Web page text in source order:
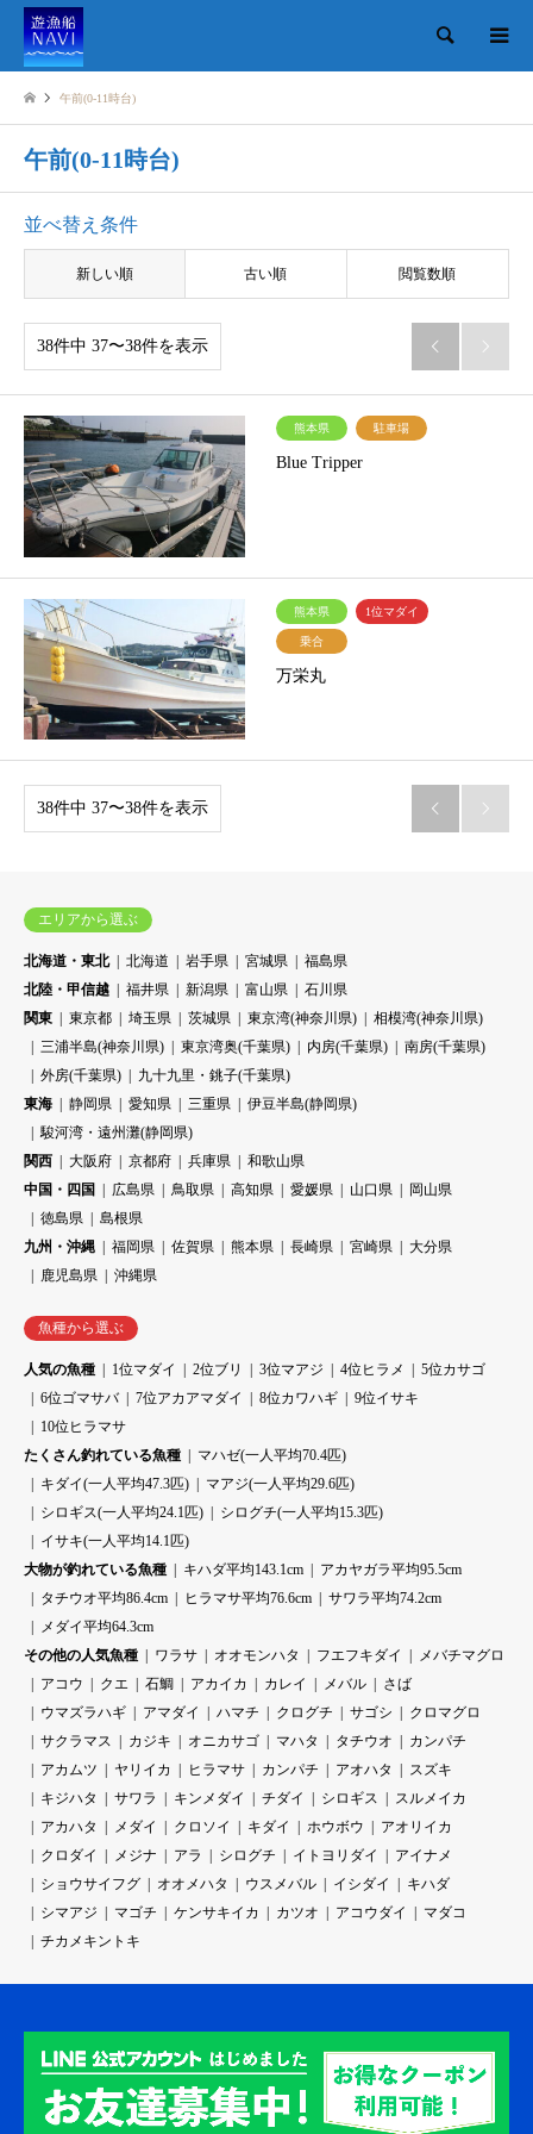
検索
午前(0-11時台)
午前(0-11時台)
並べ替え条件
新しい順 古い順 閲覧数順
38件中 37〜38件を表示  
熊本県 駐車場
Blue Tripper
熊本県 1位マダイ
乗合
万栄丸
38件中 37〜38件を表示  
エリアから選ぶ
北海道・東北 北海道 岩手県 宮城県
福島県
北陸・甲信越
福井県 新潟県 富山県
石川県
関東
東京都 埼玉県 茨城県 東京湾(神奈川県)
相模湾(神奈川県)
三浦半島(神奈川県)
東京湾奥(千葉県) 内房(千葉県)
南房(千葉県)
外房(千葉県)
九十九里・銚子(千葉県)
東海
静岡県 愛知県 三重県
伊豆半島(静岡県)
駿河湾・遠州灘(静岡県)
関西
大阪府 京都府 兵庫県
和歌山県
中国・四国
広島県 鳥取県 高知県 愛媛県 山口県
岡山県
徳島県
島根県
九州・沖縄
福岡県 佐賀県 熊本県 長崎県 宮崎県
大分県
鹿児島県
沖縄県
魚種から選ぶ
人気の魚種 1位マダイ 2位ブリ 3位マアジ 4位ヒラメ
5位カサゴ
6位ゴマサバ
7位アカアマダイ 8位カワハギ
9位イサキ
10位ヒラマサ
たくさん釣れている魚種
マハゼ(一人平均70.4匹)
キダイ(一人平均47.3匹)
マアジ(一人平均29.6匹)
シロギス(一人平均24.1匹)
シログチ(一人平均15.3匹)
イサキ(一人平均14.1匹)
大物が釣れている魚種
キハダ平均143.1cm
アカヤガラ平均95.5cm
タチウオ平均86.4cm
ヒラマサ平均76.6cm
サワラ平均74.2cm
メダイ平均64.3cm
その他の人気魚種
ワラサ オオモンハタ フエフキダイ
メバチマグロ
アコウ
クエ 石鯛 アカイカ カレイ メバル
さば
ウマズラハギ
アマダイ ハマチ クログチ サゴシ
クロマグロ
サクラマス
カジキ オニカサゴ マハタ タチウオ
カンパチ
アカムツ
ヤリイカ ヒラマサ カンパチ アオハタ
スズキ
キジハタ
サワラ キンメダイ チダイ シロギス
スルメイカ
アカハタ
メダイ クロソイ キダイ ホウボウ
アオリイカ
クロダイ
メジナ アラ シログチ イトヨリダイ
アイナメ
ショウサイフグ
オオメハタ ウスメバル イシダイ
キハダ
シマアジ
マゴチ ケンサキイカ カツオ アコウダイ
マダコ
チカメキントキ